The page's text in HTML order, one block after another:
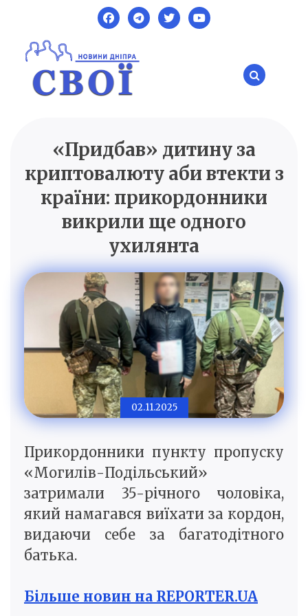
content
SVOI.DP.UA
Новини Дніпра
«Придбав» дитину за
криптовалюту аби втекти з
країни: прикордонники
викрили ще одного
ухилянта
02.11.2025
Прикордонники пункту пропуску
«Могилів-Подільський»
затримали 35-річного чоловіка,
який намагався виїхати за кордон,
видаючи себе за багатодітного
батька.
Більше новин на REPORTER.UA